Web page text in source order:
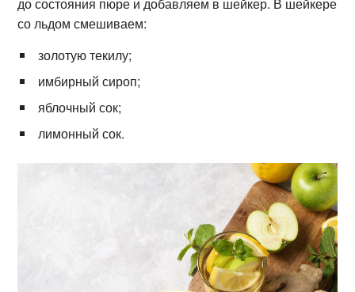
со льдом смешиваем:
золотую текилу;
имбирный сироп;
яблочный сок;
лимонный сок.